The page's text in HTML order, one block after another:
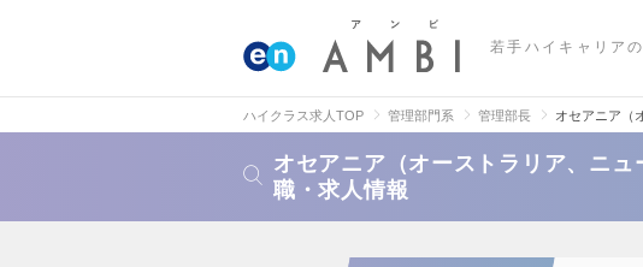
若手ハイキャリア
ハイクラス求人TOP 管理部門系 管理部長 オセアニア（
オセアニア（オーストラリア、ニ
職・求人情報